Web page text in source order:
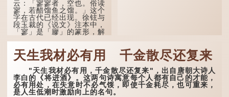
能详，但它其实还有下半句
——「不到黄河心不死」...
云：「寥寥者，空也。俗读
寥，若醋馏鱼之馏。」这个
字在古代已经出现。徐铉与
段玉裁的《说文》注本中，
「寥」是「廫」的篆形，解
事，以「寥寥安期，虚质高
清」形容空虚无所事事。
唐代《艺文类聚》引晋
孙绰《表哀诗》：「寥寥空
堂，寂寂响户」...
天生我材必有用 千金散尽还复来
"天生我材必有用，千金散尽还复来"，出自唐朝大诗人
李白的《将进酒》。这两句诗寓意每个人都有自己的才能，
必有用处，在失意时不必气馁，即使千金耗尽，也可重来，
是人生低潮时激励向上的名句。